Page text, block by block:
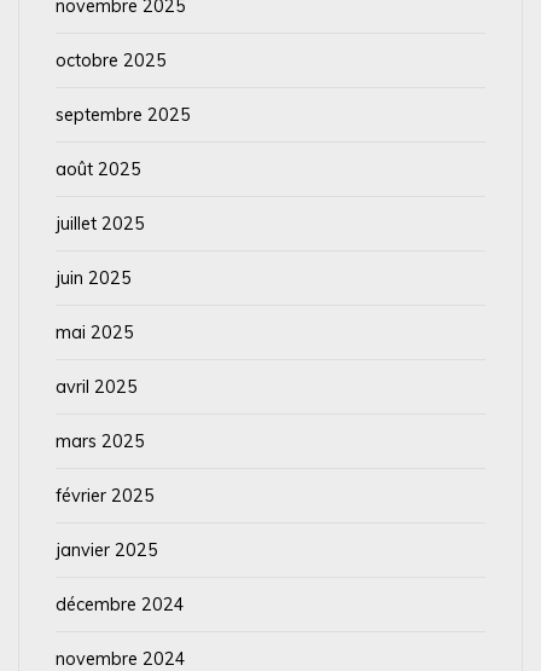
novembre 2025
octobre 2025
septembre 2025
août 2025
juillet 2025
juin 2025
mai 2025
avril 2025
mars 2025
février 2025
janvier 2025
décembre 2024
novembre 2024